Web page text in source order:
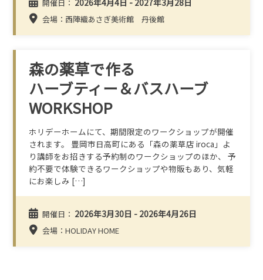
開催日： 2026年4月4日 - 2027年3月28日
会場：西陣織あさぎ美術館 丹後館
森の薬草で作る
ハーブティー＆バスハーブ
WORKSHOP
ホリデーホームにて、期間限定のワークショップが開催
されます。 豊岡市日高町にある「森の薬草店 iroca」よ
り講師をお招きする予約制のワークショップのほか、 予
約不要で体験できるワークショップや物販もあり、気軽
にお楽しみ […]
開催日： 2026年3月30日 - 2026年4月26日
会場：HOLIDAY HOME